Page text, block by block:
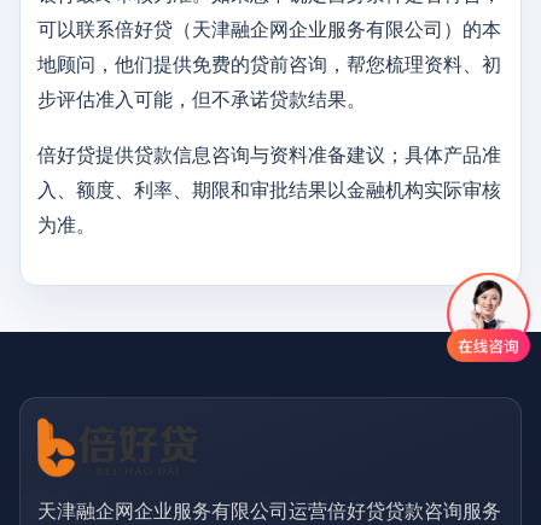
可以联系倍好贷（天津融企网企业服务有限公司）的本
地顾问，他们提供免费的贷前咨询，帮您梳理资料、初
步评估准入可能，但不承诺贷款结果。
倍好贷提供贷款信息咨询与资料准备建议；具体产品准
入、额度、利率、期限和审批结果以金融机构实际审核
为准。
天津融企网企业服务有限公司运营倍好贷贷款咨询服务